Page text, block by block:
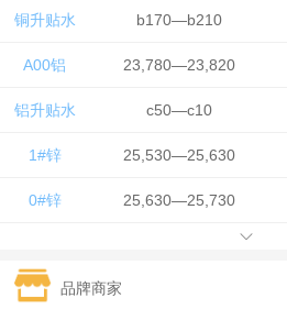
铜升贴水 b170—b210
A00铝 23,780—23,820
铝升贴水 c50—c10
1#锌 25,530—25,630
0#锌 25,630—25,730
1#锡 434,750—436,750
品牌商家